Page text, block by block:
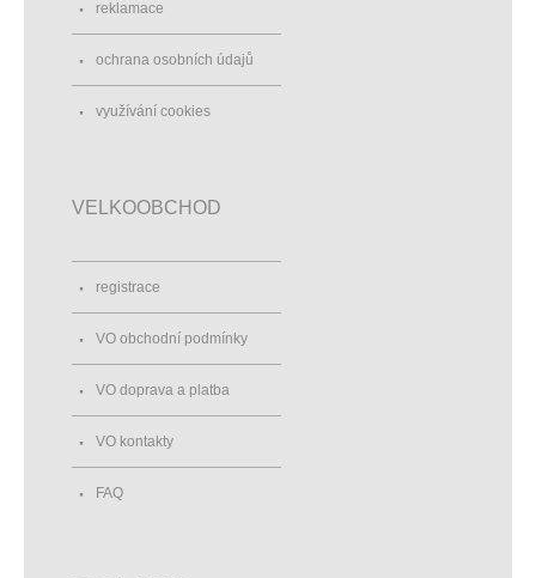
reklamace
ochrana osobních údajů
využívání cookies
VELKOOBCHOD
registrace
VO obchodní podmínky
VO doprava a platba
VO kontakty
FAQ